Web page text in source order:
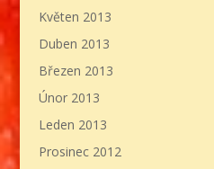
Květen 2013
Duben 2013
Březen 2013
Únor 2013
Leden 2013
Prosinec 2012